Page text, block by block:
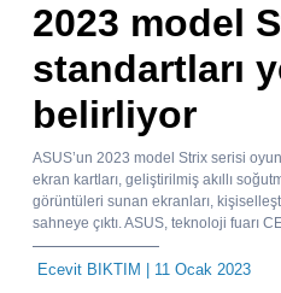
2023 model
standartları
belirliyor
ASUS’un 2023 model Strix serisi
ekran kartları, geliştirilmiş akıllı
görüntüleri sunan ekranları,
sahneye çıktı. ASUS, teknoloji fuarı
Ecevit BIKTIM | 11 Ocak 2023